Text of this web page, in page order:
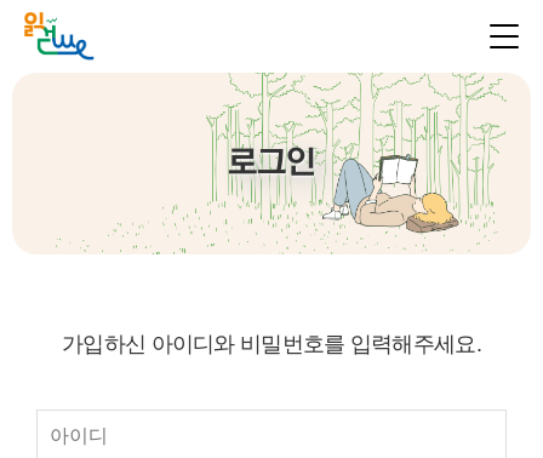
로그인
가입하신 아이디와 비밀번호를 입력해주세요.